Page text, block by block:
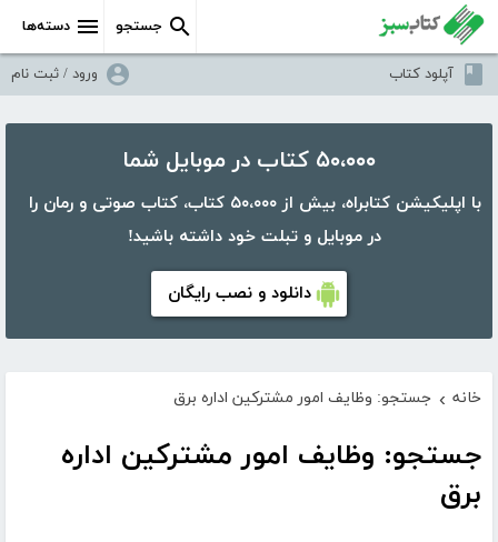
دسته‌ها جستجو
آپلود کتاب ورود / ثبت نام
۵۰،۰۰۰ کتاب در موبایل شما
با اپلیکیشن کتابراه، بیش از ۵۰،۰۰۰ کتاب، کتاب صوتی و رمان را
در موبایل و تبلت خود داشته باشید!
دانلود و نصب رایگان
خانه › جستجو: وظایف امور مشترکین اداره برق
جستجو: وظایف امور مشترکین اداره
برق